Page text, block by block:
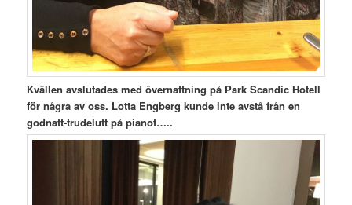
Kvällen avslutades med övernattning på Park Scandic Hotell
för några av oss. Lotta Engberg kunde inte avstå från en
godnatt-trudelutt på pianot…..